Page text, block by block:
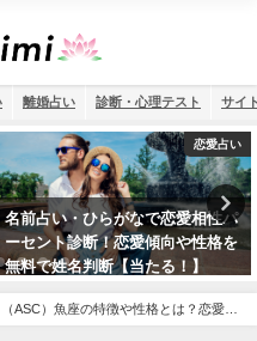
離婚占い 診断・心理テスト サイ
運勢占い
2026年の運勢を姓名判断で診断！
名前占いで未来を予測
ASC）魚座の特徴や性格とは？恋愛傾
クまで完全紹介！